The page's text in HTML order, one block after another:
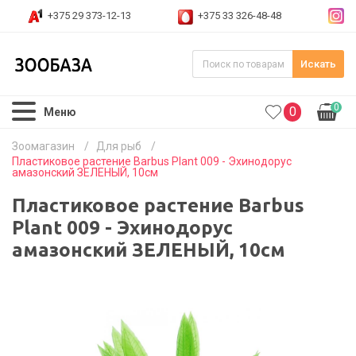
+375 29 373-12-13 +375 33 326-48-48
Искать
Меню 0 0
Зоомагазин / Для рыб
/
Пластиковое растение Barbus Plant 009 - Эхинодорус
амазонский ЗЕЛЕНЫЙ, 10см
Пластиковое растение Barbus
Plant 009 - Эхинодорус
амазонский ЗЕЛЕНЫЙ, 10см